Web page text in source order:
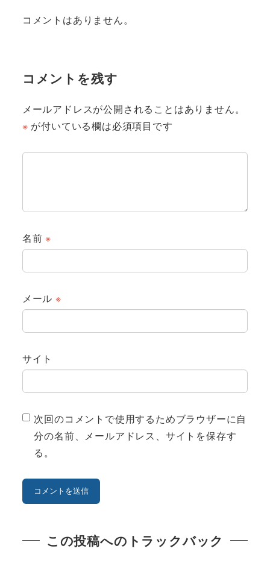
コメントはありません。
コメントを残す
メールアドレスが公開されることはありません。
※ が付いている欄は必須項目です
名前※
メール ※
サイト
次回のコメントで使用するためブラウザーに自
分の名前、メールアドレス、サイトを保存す
る。
この投稿へのトラックバック